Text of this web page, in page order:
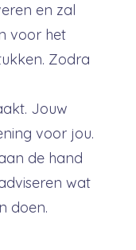
en zal
voor het
Zodra
Jouw
voor jou.
de hand
wat
doen.